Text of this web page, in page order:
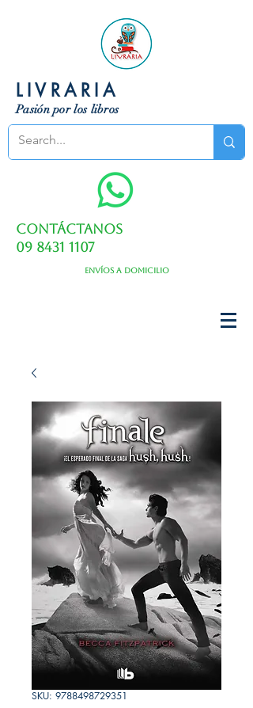
LIVRARIA
Pasión por los libros
Contáctanos
09 8431 1107
Envíos a domicilio
SKU: 9788498729351